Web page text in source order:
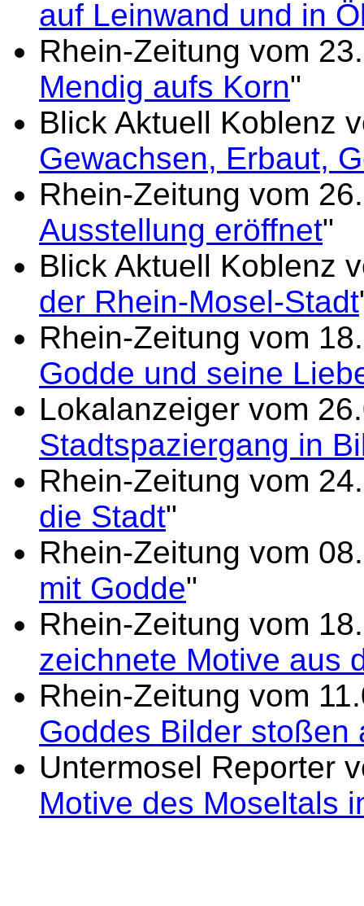
auf Leinwand und in
Rhein-Zeitung vom
Mendig aufs Korn"
Blick Aktuell Koblenz
Gewachsen, Erbaut,
Rhein-Zeitung vom
Ausstellung eröffnet"
Blick Aktuell Koblenz
der Rhein-Mosel-Stadt
Rhein-Zeitung vom
Godde und seine
Lokalanzeiger vom
Stadtspaziergang in
Rhein-Zeitung vom
die Stadt"
Rhein-Zeitung vom
mit Godde"
Rhein-Zeitung vom
zeichnete Motive aus
Rhein-Zeitung vom
Goddes Bilder stoßen
Untermosel Reporter
Motive des Moseltals